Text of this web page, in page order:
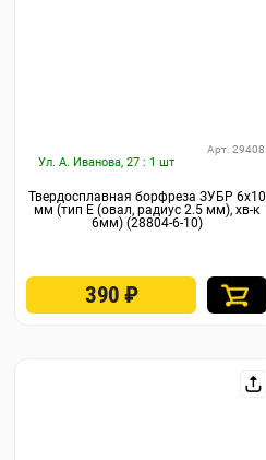
Ул. А. Иванова, 27 : 1 шт
Арт. 29408
Твердосплавная борфреза ЗУБР 6х10
мм (тип E (овал, радиус 2.5 мм), хв-к
6мм) (28804-6-10)
390₽